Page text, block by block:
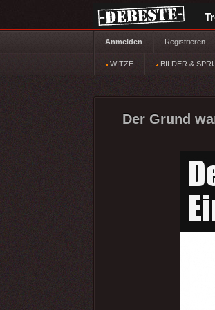
Anmelden Registrieren
WITZE BILDER &
Der Grund